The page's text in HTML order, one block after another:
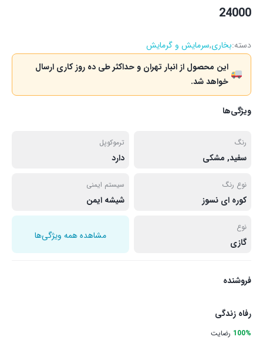
24000
دسته:بخاری,سرمایش و گرمایش
این محصول از انبار تهران و حداکثر طی ده روز کاری ارسال
خواهد شد.
ویژگی‌ها
رنگ
سفید, مشکی
ترموکوپل
دارد
نوع رنگ
کوره ای نسوز
سیستم ایمنی
شیشه ایمن
نوع
گازی
مشاهده همه ویژگی‌ها
فروشنده
رفاه زندگی
100% رضایت